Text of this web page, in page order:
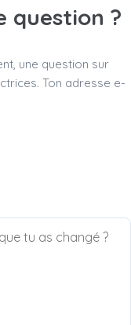
question ?
une question sur
Ton adresse e-